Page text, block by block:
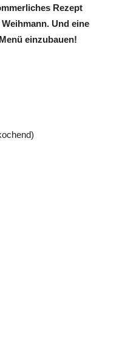
Rezept
Und eine
einzubauen!